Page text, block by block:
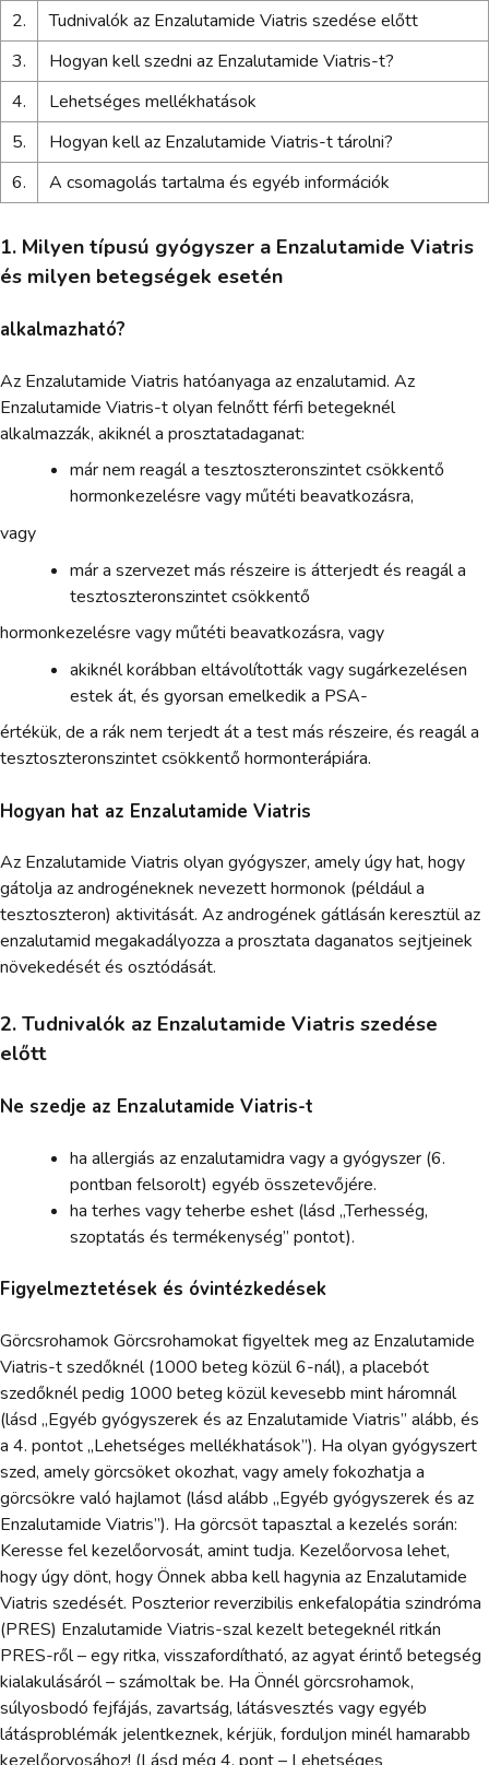
2.
Tudnivalók az Enzalutamide Viatris szedése előtt
3.
Hogyan kell szedni az Enzalutamide Viatris-t?
4.
Lehetséges mellékhatások
5.
Hogyan kell az Enzalutamide Viatris-t tárolni?
6.
A csomagolás tartalma és egyéb információk
1. Milyen típusú gyógyszer a Enzalutamide Viatris
és milyen betegségek esetén
alkalmazható?
Az Enzalutamide Viatris hatóanyaga az enzalutamid. Az
Enzalutamide Viatris-t olyan felnőtt férfi betegeknél
alkalmazzák, akiknél a prosztatadaganat:
már nem reagál a tesztoszteronszintet csökkentő
hormonkezelésre vagy műtéti beavatkozásra,
vagy
már a szervezet más részeire is átterjedt és reagál a
tesztoszteronszintet csökkentő
hormonkezelésre vagy műtéti beavatkozásra, vagy
akiknél korábban eltávolították vagy sugárkezelésen
estek át, és gyorsan emelkedik a PSA-
értékük, de a rák nem terjedt át a test más részeire, és reagál a
tesztoszteronszintet csökkentő hormonterápiára.
Hogyan hat az Enzalutamide Viatris
Az Enzalutamide Viatris olyan gyógyszer, amely úgy hat, hogy
gátolja az androgéneknek nevezett hormonok (például a
tesztoszteron) aktivitását. Az androgének gátlásán keresztül az
enzalutamid megakadályozza a prosztata daganatos sejtjeinek
növekedését és osztódását.
2. Tudnivalók az Enzalutamide Viatris szedése
előtt
Ne szedje az Enzalutamide Viatris-t
ha allergiás az enzalutamidra vagy a gyógyszer (6.
pontban felsorolt) egyéb összetevőjére.
ha terhes vagy teherbe eshet (lásd „Terhesség,
szoptatás és termékenység” pontot).
Figyelmeztetések és óvintézkedések
Görcsrohamok Görcsrohamokat figyeltek meg az Enzalutamide
Viatris-t szedőknél (1000 beteg közül 6-nál), a placebót
szedőknél pedig 1000 beteg közül kevesebb mint háromnál
(lásd „Egyéb gyógyszerek és az Enzalutamide Viatris” alább, és
a 4. pontot „Lehetséges mellékhatások”). Ha olyan gyógyszert
szed, amely görcsöket okozhat, vagy amely fokozhatja a
görcsökre való hajlamot (lásd alább „Egyéb gyógyszerek és az
Enzalutamide Viatris”). Ha görcsöt tapasztal a kezelés során:
Keresse fel kezelőorvosát, amint tudja. Kezelőorvosa lehet,
hogy úgy dönt, hogy Önnek abba kell hagynia az Enzalutamide
Viatris szedését. Poszterior reverzibilis enkefalopátia szindróma
(PRES) Enzalutamide Viatris-szal kezelt betegeknél ritkán
PRES-ről – egy ritka, visszafordítható, az agyat érintő betegség
kialakulásáról – számoltak be. Ha Önnél görcsrohamok,
súlyosbodó fejfájás, zavartság, látásvesztés vagy egyéb
látásproblémák jelentkeznek, kérjük, forduljon minél hamarabb